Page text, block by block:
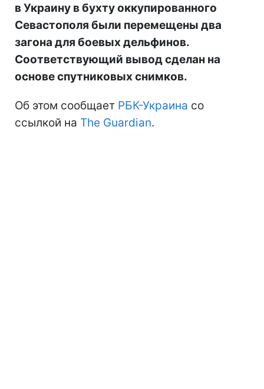
в Украину в бухту оккупированного
Севастополя были перемещены два
загона для боевых дельфинов.
Соответствующий вывод сделан на
основе спутниковых снимков.
Об этом сообщает РБК-Украина со
ссылкой на The Guardian.